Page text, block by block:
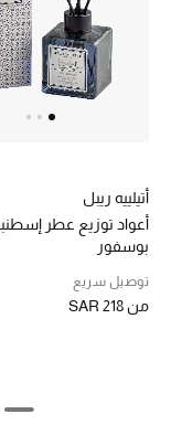
أتيلييه ريبل
أعواد توزيع عطر
بوسفور
توصيل سريع
منSAR 218